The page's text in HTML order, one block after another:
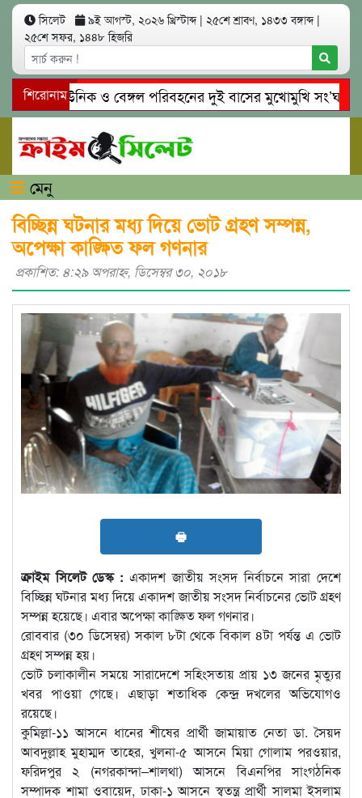
সিলেট ৯ই আগস্ট, ২০২৬ খ্রিস্টাব্দ | ২৫শে শ্রাবণ, ১৪৩৩ বঙ্গাব্দ |
২৫শে সফর, ১৪৪৮ হিজরি
শিরোনাম
ইউনিক ও বেঙ্গল পরিবহনের দুই বাসের মুখোমুখি সং’ঘ’র্ষে
প্রেমের ফাঁদে তরুণী পাচার: মাদকাসক্ত রিমালকে
মেনু
বিচ্ছিন্ন ঘটনার মধ্য দিয়ে ভোট গ্রহণ সম্পন্ন,
অপেক্ষা কাঙ্ক্ষিত ফল গণনার
প্রকাশিত: ৪:২৯ অপরাহ্ণ, ডিসেম্বর ৩০, ২০১৮
🖶
ক্রাইম সিলেট ডেস্ক : একাদশ জাতীয় সংসদ নির্বাচনে সারা দেশে
বিচ্ছিন্ন ঘটনার মধ্য দিয়ে একাদশ জাতীয় সংসদ নির্বাচনের ভোট গ্রহণ
সম্পন্ন হয়েছে। এবার অপেক্ষা কাঙ্ক্ষিত ফল গণনার।
রোববার (৩০ ডিসেম্বর) সকাল ৮টা থেকে বিকাল ৪টা পর্যন্ত এ ভোট
গ্রহণ সম্পন্ন হয়।
ভোট চলাকালীন সময়ে সারাদেশে সহিংসতায় প্রায় ১৩ জনের মৃত্যুর
খবর পাওয়া গেছে। এছাড়া শতাধিক কেন্দ্র দখলের অভিযোগও
রয়েছে।
কুমিল্লা-১১ আসনে ধানের শীষের প্রার্থী জামায়াত নেতা ডা. সৈয়দ
আবদুল্লাহ মুহাম্মদ তাহের, খুলনা-৫ আসনে মিয়া গোলাম পরওয়ার,
ফরিদপুর ২ (নগরকান্দা–শালথা) আসনে বিএনপির সাংগঠনিক
সম্পাদক শামা ওবায়েদ, ঢাকা-১ আসনে স্বতন্ত্র প্রার্থী সালমা ইসলাম